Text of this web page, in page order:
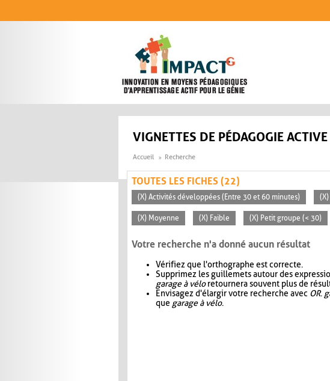
VIGNETTES DE PÉDAGOGIE ACTIVE
Accueil Recherche
TOUTES LES FICHES (22)
(X) Activités développées (Entre 30 et 60 minutes)
(X) Moyenne (X) Faible (X) Petit groupe (< 30)
Votre recherche n'a donné aucun résultat
Vérifiez que l'orthographe est correcte.
Supprimez les guillemets autour des
garage à véloretournera souvent plus de
Envisagez d'élargir votre recherche avec OR.
que garage à vélo.